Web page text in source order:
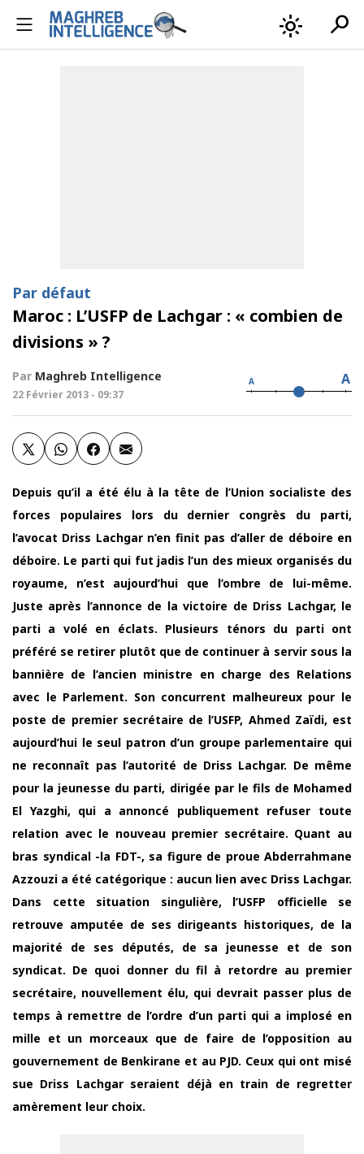
light_mode search
Par défaut
Maroc : L’USFP de Lachgar : « combien de
divisions » ?
Par Maghreb Intelligence
22 Février 2013 - 09:37
A A
Depuis qu’il a été élu à la tête de l’Union socialiste des
forces populaires lors du dernier congrès du parti,
l’avocat Driss Lachgar n’en finit pas d’aller de déboire en
déboire. Le parti qui fut jadis l’un des mieux organisés du
royaume, n’est aujourd’hui que l’ombre de lui-même.
Juste après l’annonce de la victoire de Driss Lachgar, le
parti a volé en éclats. Plusieurs ténors du parti ont
préféré se retirer plutôt que de continuer à servir sous la
bannière de l’ancien ministre en charge des Relations
avec le Parlement. Son concurrent malheureux pour le
poste de premier secrétaire de l’USFP, Ahmed Zaïdi, est
aujourd’hui le seul patron d’un groupe parlementaire qui
ne reconnaît pas l’autorité de Driss Lachgar. De même
pour la jeunesse du parti, dirigée par le fils de Mohamed
El Yazghi, qui a annoncé publiquement refuser toute
relation avec le nouveau premier secrétaire. Quant au
bras syndical -la FDT-, sa figure de proue Abderrahmane
Azzouzi a été catégorique : aucun lien avec Driss Lachgar.
Dans cette situation singulière, l’USFP officielle se
retrouve amputée de ses dirigeants historiques, de la
majorité de ses députés, de sa jeunesse et de son
syndicat. De quoi donner du fil à retordre au premier
secrétaire, nouvellement élu, qui devrait passer plus de
temps à remettre de l’ordre d’un parti qui a implosé en
mille et un morceaux que de faire de l’opposition au
gouvernement de Benkirane et au PJD. Ceux qui ont misé
sue Driss Lachgar seraient déjà en train de regretter
amèrement leur choix.